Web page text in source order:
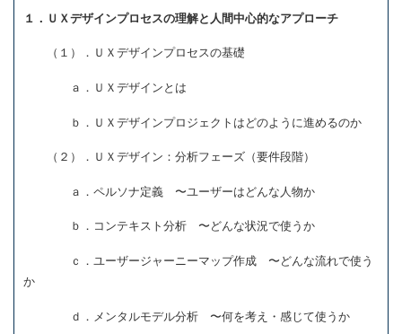
１．ＵＸデザインプロセスの理解と人間中心的なアプローチ
（１）．ＵＸデザインプロセスの基礎
ａ．ＵＸデザインとは
ｂ．ＵＸデザインプロジェクトはどのように進めるのか
（２）．ＵＸデザイン：分析フェーズ（要件段階）
ａ．ペルソナ定義 〜ユーザーはどんな人物か
ｂ．コンテキスト分析 〜どんな状況で使うか
ｃ．ユーザージャーニーマップ作成 〜どんな流れで使う
か
ｄ．メンタルモデル分析 〜何を考え・感じて使うか